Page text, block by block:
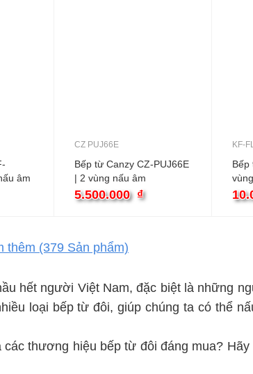
âm
CZ PUJ66E
Bếp từ Canzy CZ-PUJ66E
| 2 vùng nấu âm
5.500.000 ₫
KF-
Bếp
thêm (379 Sản phẩm)
hết người Việt Nam, đặc biệt là những
loại bếp từ đôi, giúp chúng ta có thể
thương hiệu bếp từ đôi đáng mua?